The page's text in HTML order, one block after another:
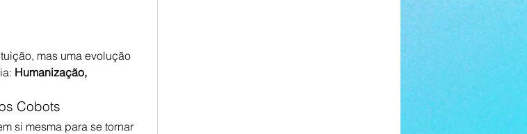
mas uma evolução
Humanização,
Cobots
si mesma para se tornar